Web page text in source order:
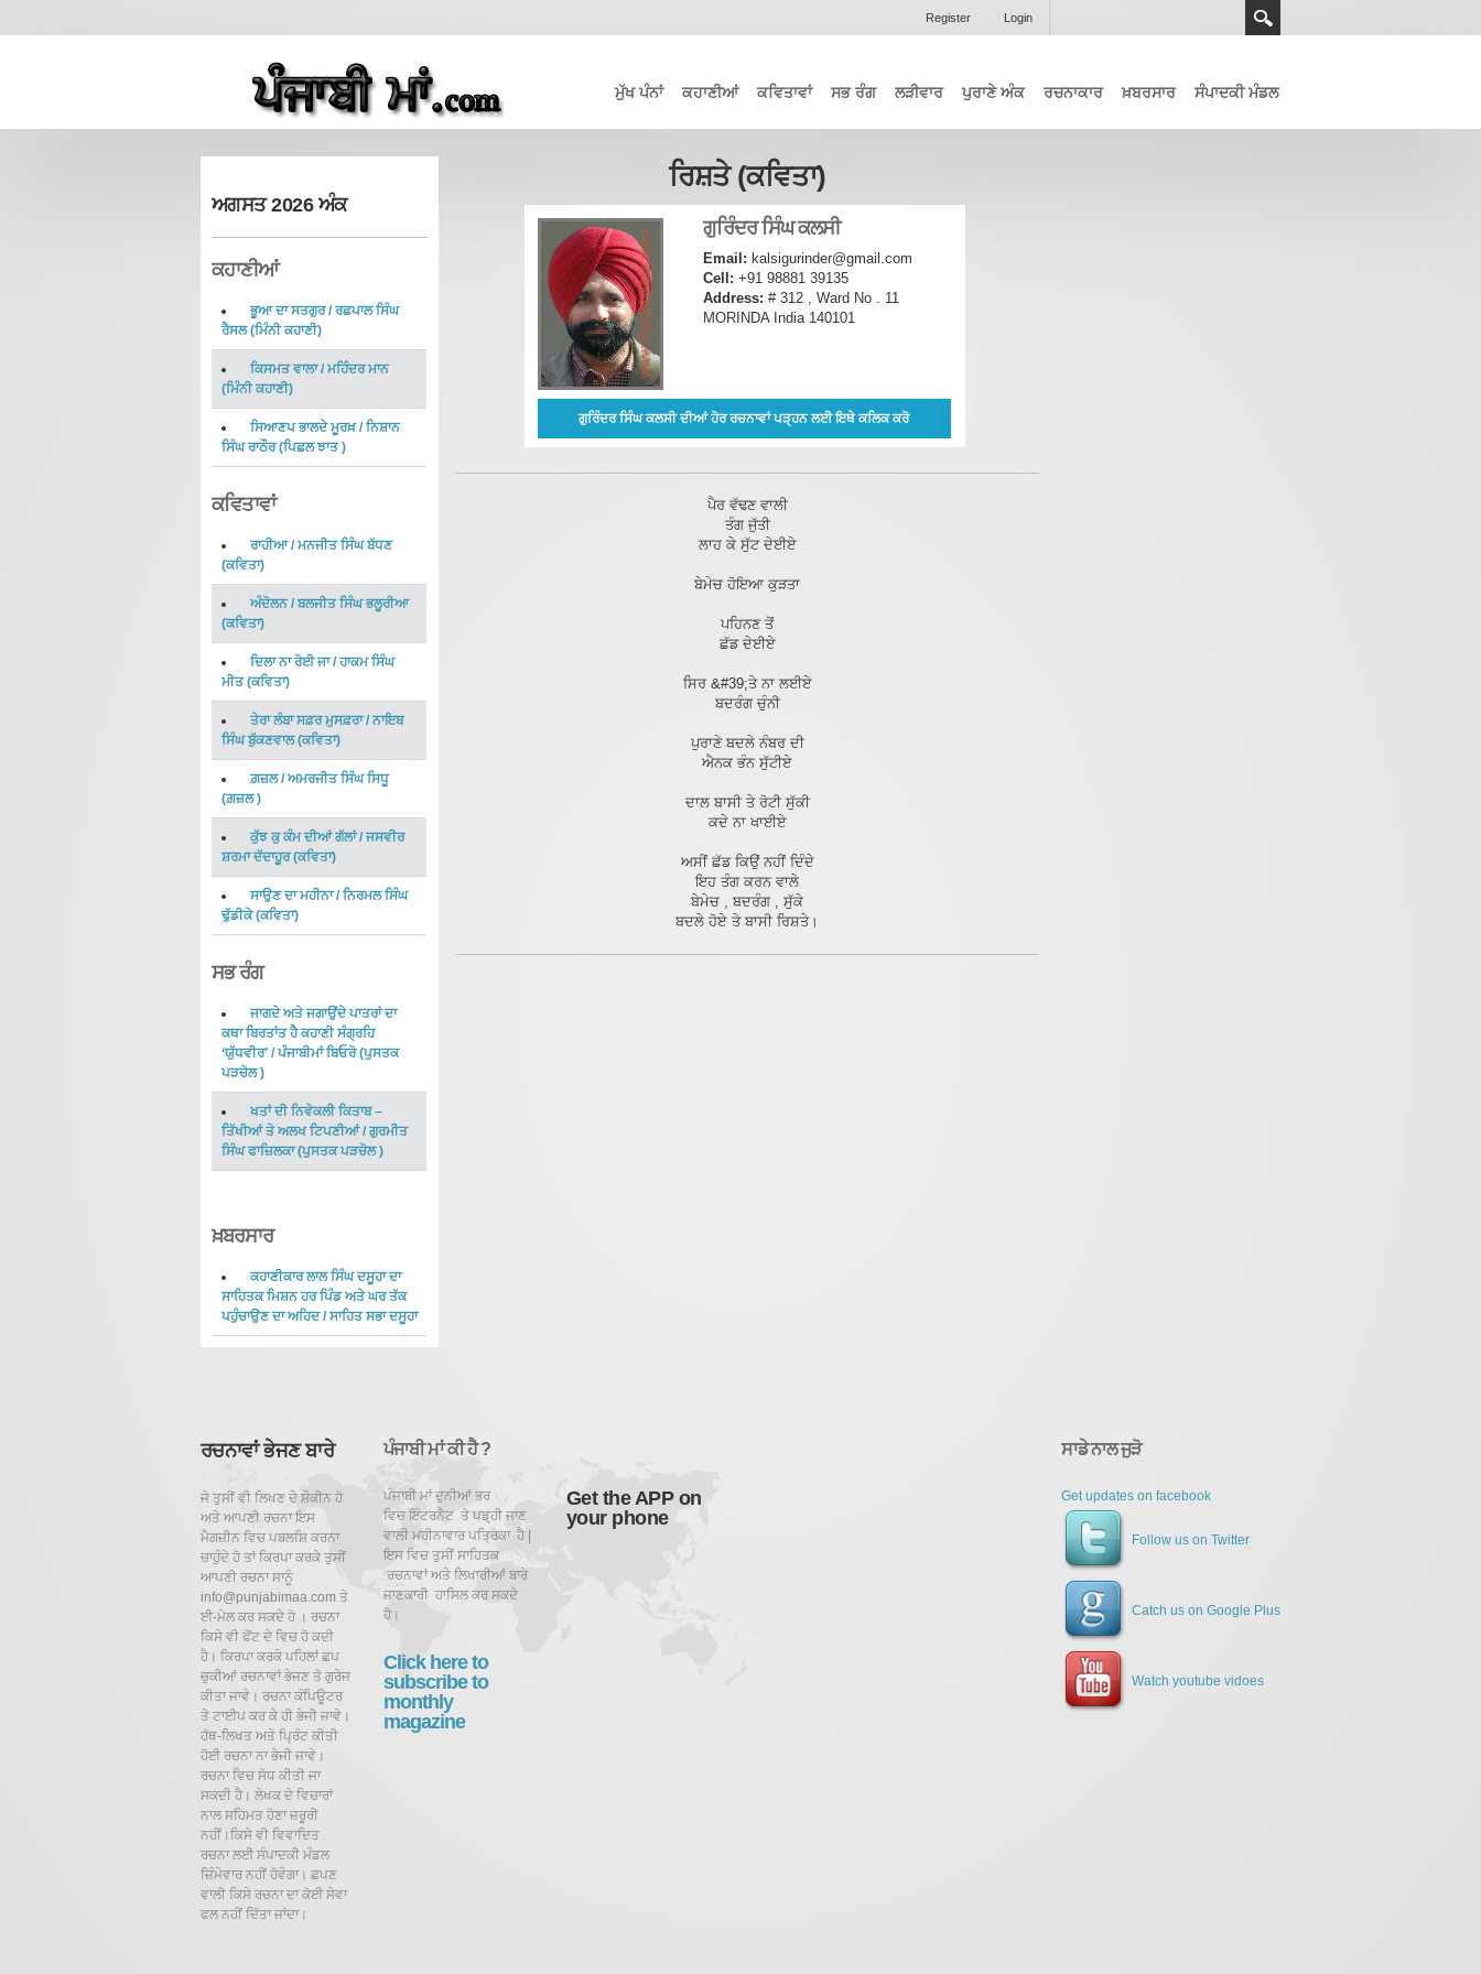
Register Login
ਮੁੱਖ ਪੰਨਾਂ ਕਹਾਣੀਆਂ ਕਵਿਤਾਵਾਂ ਸਭ ਰੰਗ ਲੜੀਵਾਰ ਪੁਰਾਣੇ ਅੰਕ ਰਚਨਾਕਾਰ ਖ਼ਬਰਸਾਰ ਸੰਪਾਦਕੀ ਮੰਡਲ
ਅਗਸਤ 2026 ਅੰਕ
ਕਹਾਣੀਆਂ
ਭੂਆ ਦਾ ਸਤਗੁਰ/ਰਛਪਾਲ ਸਿੰਘ
ਰੈਸਲ(ਮਿੰਨੀ ਕਹਾਣੀ)
ਕਿਸਮਤ ਵਾਲਾ/ ਮਹਿੰਦਰ ਮਾਨ
(ਮਿੰਨੀ ਕਹਾਣੀ)
ਸਿਆਣਪ ਭਾਲਦੇ ਮੂਰਖ਼/ਨਿਸ਼ਾਨ
ਸਿੰਘ ਰਾਠੌਰ(ਪਿਛਲ ਝਾਤ)
ਕਵਿਤਾਵਾਂ
ਰਾਹੀਆ/ਮਨਜੀਤ ਸਿੰਘ ਬੱਧਣ
(ਕਵਿਤਾ)
ਅੰਦੋਲਨ/ ਬਲਜੀਤ ਸਿੰਘ ਭਲੂਰੀਆ
(ਕਵਿਤਾ)
ਦਿਲਾ ਨਾ ਰੋਈ ਜਾ/ਹਾਕਮ ਸਿੰਘ
ਮੀਤ(ਕਵਿਤਾ)
ਤੇਰਾ ਲੰਬਾ ਸਫ਼ਰ ਮੁਸਫ਼ਰਾ/ਨਾਇਬ
ਸਿੰਘ ਬੁੱਕਣਵਾਲ(ਕਵਿਤਾ)
ਗ਼ਜ਼ਲ/ਅਮਰਜੀਤ ਸਿੰਘ ਸਿਧੂ
(ਗ਼ਜ਼ਲ)
ਕੁੱਝ ਕੁ ਕੰਮ ਦੀਆਂ ਗੱਲਾਂ/ ਜਸਵੀਰ
ਸ਼ਰਮਾ ਦੱਦਾਹੂਰ(ਕਵਿਤਾ)
ਸਾਉਣ ਦਾ ਮਹੀਨਾ/ਨਿਰਮਲ ਸਿੰਘ
ਢੁੱਡੀਕੇ(ਕਵਿਤਾ)
ਸਭ ਰੰਗ
ਜਾਗਦੇ ਅਤੇ ਜਗਾਉਂਦੇ ਪਾਤਰਾਂ ਦਾ
ਕਥਾ ਬਿਰਤਾਂਤ ਹੈ ਕਹਾਣੀ ਸੰਗ੍ਰਹਿ
‘ਯੁੱਧਵੀਰ’ /ਪੰਜਾਬੀਮਾਂ ਬਿਓਰੋ(ਪੁਸਤਕ
ਪੜਚੋਲ)
ਖਤਾਂ ਦੀ ਨਿਵੇਕਲੀ ਕਿਤਾਬ –
ਤਿੱਖੀਆਂ ਤੇ ਅਲਖ ਟਿਪਣੀਆਂ/ ਗੁਰਮੀਤ
ਸਿੰਘ ਫਾਜ਼ਿਲਕਾ(ਪੁਸਤਕ ਪੜਚੋਲ)
ਖ਼ਬਰਸਾਰ
ਕਹਾਣੀਕਾਰ ਲਾਲ ਸਿੰਘ ਦਸੂਹਾ ਦਾ
ਸਾਹਿਤਕ ਮਿਸ਼ਨ ਹਰ ਪਿੰਡ ਅਤੇ ਘਰ ਤੱਕ
ਪਹੁੰਚਾਉਣ ਦਾ ਅਹਿਦ/ਸਾਹਿਤ ਸਭਾ ਦਸੂਹਾ
ਰਿਸ਼ਤੇ (ਕਵਿਤਾ)
ਗੁਰਿੰਦਰ ਸਿੰਘ ਕਲਸੀ
Email: kalsigurinder@gmail.com
Cell: +91 98881 39135
Address: # 312 , Ward No . 11
MORINDA India 140101
ਗੁਰਿੰਦਰ ਸਿੰਘ ਕਲਸੀ ਦੀਆਂ ਹੋਰ ਰਚਨਾਵਾਂ ਪੜ੍ਹਨ ਲਈ ਇਥੇ ਕਲਿਕ ਕਰੋ
ਪੈਰ ਵੱਢਣ ਵਾਲੀ
ਤੰਗ ਜੁੱਤੀ
ਲਾਹ ਕੇ ਸੁੱਟ ਦੇਈਏ
ਬੇਮੇਚ ਹੋਇਆ ਕੁੜਤਾ
ਪਹਿਨਣ ਤੋਂ
ਛੱਡ ਦੇਈਏ
ਸਿਰ &#39;ਤੇ ਨਾ ਲਈਏ
ਬਦਰੰਗ ਚੁੰਨੀ
ਪੁਰਾਣੇ ਬਦਲੇ ਨੰਬਰ ਦੀ
ਐਨਕ ਭੰਨ ਸੁੱਟੀਏ
ਦਾਲ ਬਾਸੀ ਤੇ ਰੋਟੀ ਸੁੱਕੀ
ਕਦੇ ਨਾ ਖਾਈਏ
ਅਸੀਂ ਛੱਡ ਕਿਉਂ ਨਹੀਂ ਦਿੰਦੇ
ਇਹ ਤੰਗ ਕਰਨ ਵਾਲੇ
ਬੇਮੇਚ , ਬਦਰੰਗ , ਸੁੱਕੇ
ਬਦਲੇ ਹੋਏ ਤੇ ਬਾਸੀ ਰਿਸ਼ਤੇ।
ਰਚਨਾਵਾਂ ਭੇਜਣ ਬਾਰੇ
ਜੇ ਤੁਸੀਂ ਵੀ ਲਿਖਣ ਦੇ ਸ਼ੌਕੀਨ ਹੋ
ਅਤੇ ਆਪਣੀ ਰਚਨਾ ਇਸ
ਮੈਗਜ਼ੀਨ ਵਿਚ ਪਬਲਸ਼ਿ ਕਰਨਾ
ਚਾਹੁੰਦੇ ਹੋ ਤਾਂ ਕਿਰਪਾ ਕਰਕੇ ਤੁਸੀਂ
ਆਪਣੀ ਰਚਨਾ ਸਾਨੂੰ
info@punjabimaa.com ਤੇ
ਈ-ਮੇਲ ਕਰ ਸਕਦੇ ਹੋ । ਰਚਨਾ
ਕਿਸੇ ਵੀ ਫੋਂਟ ਦੇ ਵਿਚ ਹੋ ਕਦੀ
ਹੈ। ਕਿਰਪਾ ਕਰਕੇ ਪਹਿਲਾਂ ਛਪ
ਚੁਕੀਆਂ ਰਚਨਾਵਾਂ ਭੇਜਣ ਤੋ ਗੁਰੇਜ
ਕੀਤਾ ਜਾਵੇ। ਰਚਨਾ ਕੰਪਿਊਟਰ
ਤੇ ਟਾਈਪ ਕਰ ਕੇ ਹੀ ਭੇਜੀ ਜਾਵੇ।
ਹੱਥ-ਲਿਖਤ ਅਤੇ ਪ੍ਰਿੰਟ ਕੀਤੀ
ਹੋਈ ਰਚਨਾ ਨਾ ਭੇਜੀ ਜਾਵੇ।
ਰਚਨਾ ਵਿਚ ਸੋਧ ਕੀਤੀ ਜਾ
ਸਕਦੀ ਹੈ। ਲੇਖਕ ਦੇ ਵਿਚਾਰਾਂ
ਨਾਲ ਸਹਿਮਤ ਹੋਣਾ ਜ਼ਰੂਰੀ
ਨਹੀਂ।ਕਿਸੇ ਵੀ ਵਿਵਾਦਿਤ
ਰਚਨਾ ਲਈ ਸੰਪਾਦਕੀ ਮੰਡਲ
ਜ਼ਿੰਮੇਵਾਰ ਨਹੀਂ ਹੋਵੇਗਾ। ਛਪਣ
ਵਾਲੀ ਕਿਸੇ ਰਚਨਾ ਦਾ ਕੋਈ ਸੇਵਾ
ਫਲ ਨਹੀਂ ਦਿੱਤਾ ਜਾਂਦਾ।
ਪੰਜਾਬੀ ਮਾਂ ਕੀ ਹੈ ?
ਪੰਜਾਬੀ ਮਾਂ ਦੁਨੀਆਂ ਭਰ
ਵਿਚ ਇੰਟਰਨੈਟ ਤੇ ਪਡ਼੍ਹੀ ਜਾਣ
ਵਾਲੀ ਮਹੀਨਾਵਾਰ ਪਤ੍ਰਿਕਾ ਹੈ |
ਇਸ ਵਿਚ ਤੁਸੀਂ ਸਾਹਿਤਕ
ਰਚਨਾਵਾਂ ਅਤੇ ਲਿਖਾਰੀਆਂ ਬਾਰੇ
ਜਾਣਕਾਰੀ ਹਾਸਿਲ ਕਰ ਸਕਦੇ
ਹੋ।
Click here to
subscribe to
monthly
magazine
Get the APP on
your phone
ਸਾਡੇ ਨਾਲ ਜੁੜੋ
Get updates on facebook
Follow us on Twitter
Catch us on Google Plus
Watch youtube vidoes